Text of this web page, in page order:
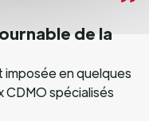
de la
imposée en quelques
CDMO spécialisés